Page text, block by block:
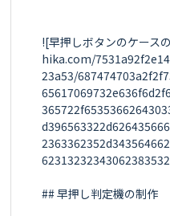
![早押しボタンのケー
hika.com/
23a53/
## 早押し判定機の制作